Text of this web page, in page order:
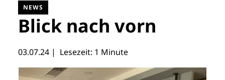
NEWS
Blick nach vorn
03.07.24 | Lesezeit: 1 Minute